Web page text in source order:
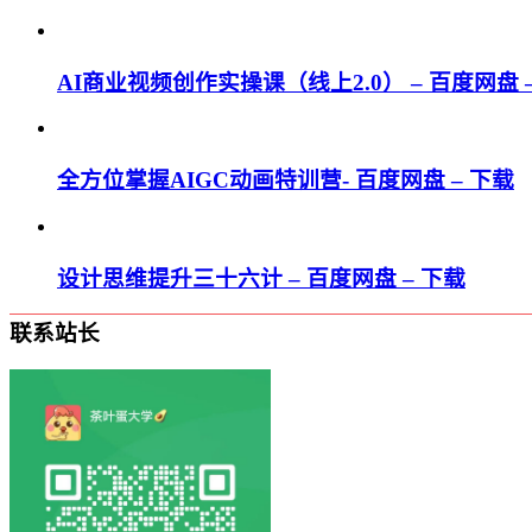
AI商业视频创作实操课（线上2.0） – 百度网盘
全方位掌握AIGC动画特训营- 百度网盘 – 下载
设计思维提升三十六计 – 百度网盘 – 下载
联系站长